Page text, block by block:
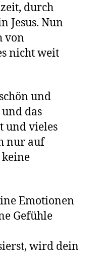
durch
Jesus. Nun
von
nicht weit
und
das
und vieles
nur auf
Emotionen
Gefühle
wird dein